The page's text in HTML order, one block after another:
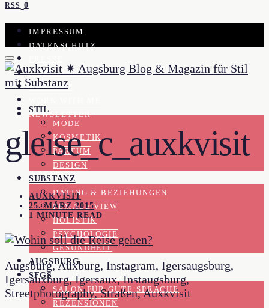
RSS 0
IMPRESSUM
DATENSCHUTZ
KOOPERATION
KONTAKT
NEWSLETTER
STIL
MODE
KOSMETIK
PARFUM
DESIGN
SUBSTANZ
DATING & BEZIEHUNGEN
FEMALE VIEW
HOLISTIK
PSYCHOLOGIE
GESUNDHEIT
AUGSBURG
SFGS
SALON FÜR GUTE SPRACHE
REZENSIONEN
gleise_c_auxkvisit
AUXKVISIT
25. MÄRZ 2015
1 MINUTE READ
Augsburg, Auxburg, Instagram, Igersaugsburg,
Igersauxburg, Igersaux, Instaugsburg,
Streetphotography, Straßen, Auxkvisit